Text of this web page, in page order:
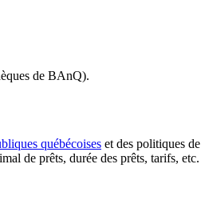
de BAnQ).
québécoises et des politiques
de prêts, durée des prêts, tarifs,